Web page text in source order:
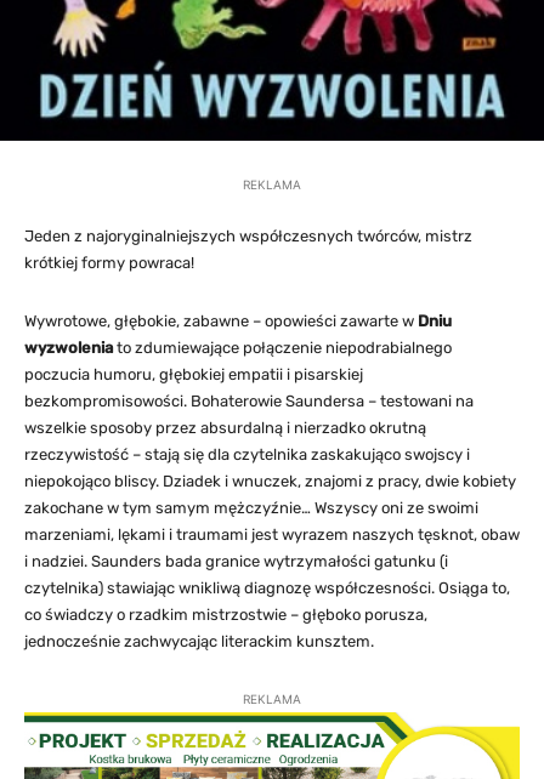
REKLAMA
Jeden z najoryginalniejszych współczesnych twórców, mistrz
krótkiej formy powraca!
Wywrotowe, głębokie, zabawne – opowieści zawarte w Dniu
wyzwoleniato zdumiewające połączenie niepodrabialnego
poczucia humoru, głębokiej empatii i pisarskiej
bezkompromisowości. Bohaterowie Saundersa – testowani na
wszelkie sposoby przez absurdalną i nierzadko okrutną
rzeczywistość – stają się dla czytelnika zaskakująco swojscy i
niepokojąco bliscy. Dziadek i wnuczek, znajomi z pracy, dwie kobiety
zakochane w tym samym mężczyźnie… Wszyscy oni ze swoimi
marzeniami, lękami i traumami jest wyrazem naszych tęsknot, obaw
i nadziei. Saunders bada granice wytrzymałości gatunku (i
czytelnika) stawiając wnikliwą diagnozę współczesności. Osiąga to,
co świadczy o rzadkim mistrzostwie – głęboko porusza,
jednocześnie zachwycając literackim kunsztem.
REKLAMA